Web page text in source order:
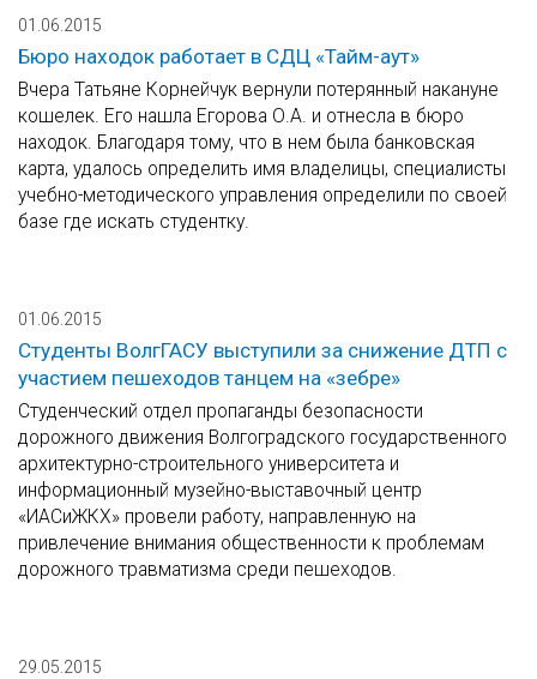
01.06.2015
Бюро находок работает в СДЦ «Тайм-аут»
Вчера Татьяне Корнейчук вернули потерянный накануне
кошелек. Его нашла Егорова О.А. и отнесла в бюро
находок. Благодаря тому, что в нем была банковская
карта, удалось определить имя владелицы, специалисты
учебно-методического управления определили по своей
базе где искать студентку.
01.06.2015
Студенты ВолгГАСУ выступили за снижение ДТП с
участием пешеходов танцем на «зебре»
Студенческий отдел пропаганды безопасности
дорожного движения Волгоградского государственного
архитектурно-строительного университета и
информационный музейно-выставочный центр
«ИАСиЖКХ» провели работу, направленную на
привлечение внимания общественности к проблемам
дорожного травматизма среди пешеходов.
29.05.2015